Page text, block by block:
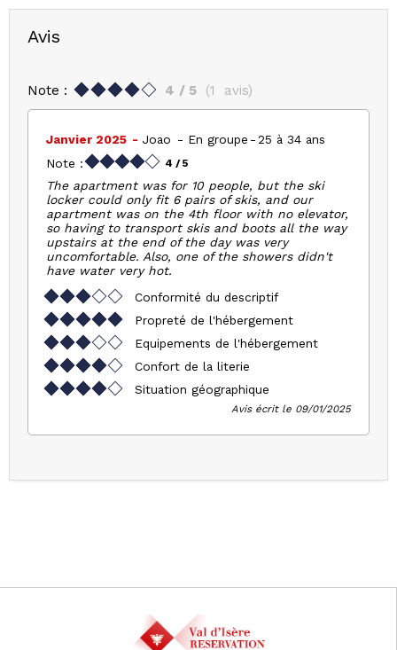
Avis
Note : 4 / 5 (1 avis)
Janvier 2025 Joao En groupe
25 à 34 ans
Note :
4 / 5
The apartment was for 10 people, but the ski
locker could only fit 6 pairs of skis, and our
apartment was on the 4th floor with no elevator,
so having to transport skis and boots all the way
upstairs at the end of the day was very
uncomfortable. Also, one of the showers didn't
have water very hot.
Conformité du descriptif
Propreté de l'hébergement
Equipements de l'hébergement
Confort de la literie
Situation géographique
Avis écrit le 09/01/2025